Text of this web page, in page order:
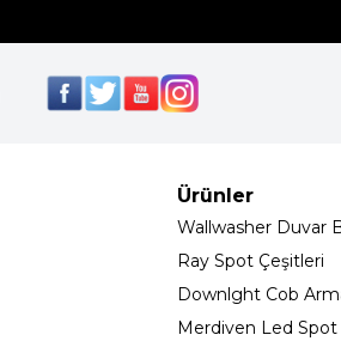
Ürünler
Wallwasher Duvar
Ray Spot Çeşitleri
Downlght Cob
Merdiven Led Spot